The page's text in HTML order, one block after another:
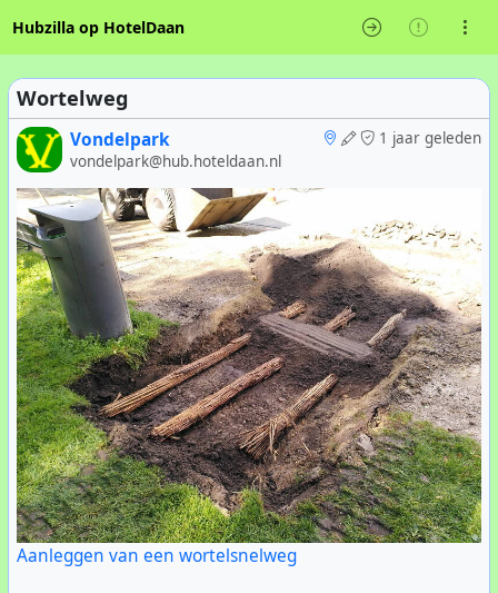
Hubzilla op HotelDaan
Wortelweg
1 jaar geleden
Vondelpark
vondelpark@hub.hoteldaan.nl
Aanleggen van een wortelsnelweg